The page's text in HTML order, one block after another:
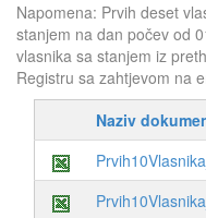
Napomena: Prvih deset
stanjem na dan počev od
vlasnika sa stanjem iz
Registru sa zahtjevom na
Naziv